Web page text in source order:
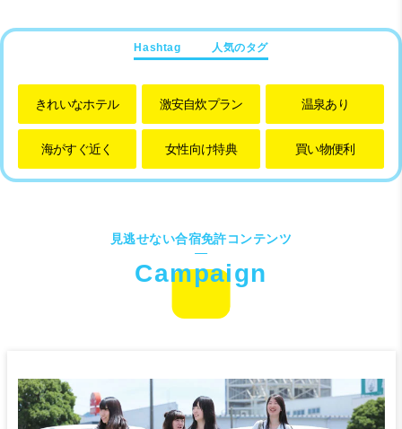
人気のタグ
きれいなホテル 激安自炊プラン 温泉あり
海がすぐ近く 女性向け特典 買い物便利
見逃せない合宿免許コンテンツ